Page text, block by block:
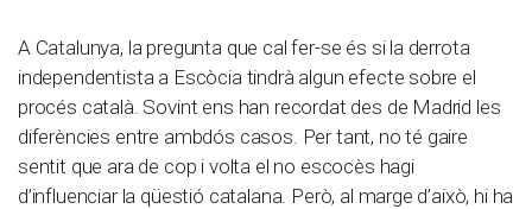
A Catalunya, la pregunta que cal fer-se és si la derrota
independentista a Escòcia tindrà algun efecte sobre el
procés català. Sovint ens han recordat des de Madrid les
diferències entre ambdós casos. Per tant, no té gaire
sentit que ara de cop i volta el no escocès hagi
d’influenciar la qüestió catalana. Però, al marge d’això, hi ha